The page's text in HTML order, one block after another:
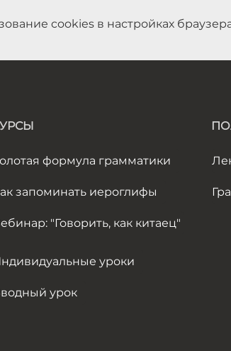
cookies в настройках
формула грамматики
запоминать иероглифы
"Говорить, как китаец"
уроки
урок